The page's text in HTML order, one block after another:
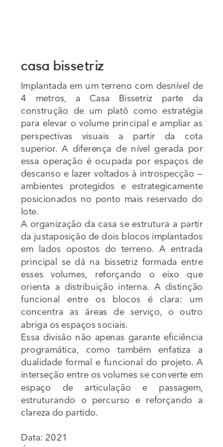
casa bissetriz
Implantada em um terreno com desnível de
4 metros, a Casa Bissetriz parte da
construção de um platô como estratégia
para elevar o volume principal e ampliar as
perspectivas visuais a partir da cota
superior. A diferença de nível gerada por
essa operação é ocupada por espaços de
descanso e lazer voltados à introspecção —
ambientes protegidos e estrategicamente
posicionados no ponto mais reservado do
lote.
A organização da casa se estrutura a partir
da justaposição de dois blocos implantados
em lados opostos do terreno. A entrada
principal se dá na bissetriz formada entre
esses volumes, reforçando o eixo que
orienta a distribuição interna. A distinção
funcional entre os blocos é clara: um
concentra as áreas de serviço, o outro
abriga os espaços sociais.
Essa divisão não apenas garante eficiência
programática, como também enfatiza a
dualidade formal e funcional do projeto. A
interseção entre os volumes se converte em
espaço de articulação e passagem,
estruturando o percurso e reforçando a
clareza do partido.
Data: 2021